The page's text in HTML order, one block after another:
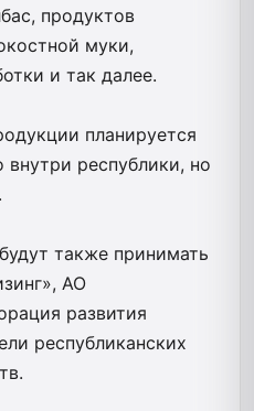
продуктов
муки,
и так далее.
планируется
республики, но
также принимать
АО
развития
республиканских